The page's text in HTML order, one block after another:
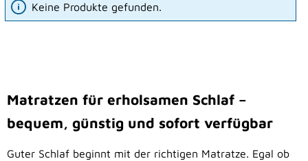
Keine Produkte gefunden.
Matratzen für erholsamen Schlaf –
bequem, günstig und sofort verfügbar
Guter Schlaf beginnt mit der richtigen Matratze. Egal ob